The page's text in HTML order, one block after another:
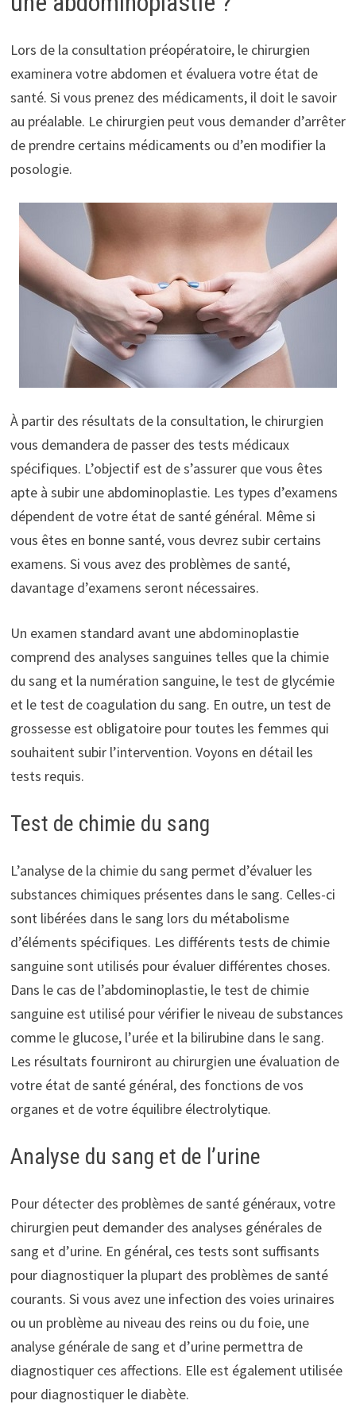
Lors de la consultation préopératoire, le chirurgien
examinera votre abdomen et évaluera votre état de
santé. Si vous prenez des médicaments, il doit le savoir
au préalable. Le chirurgien peut vous demander d’arrêter
de prendre certains médicaments ou d’en modifier la
posologie.
À partir des résultats de la consultation, le chirurgien
vous demandera de passer des tests médicaux
spécifiques. L’objectif est de s’assurer que vous êtes
apte à subir une abdominoplastie. Les types d’examens
dépendent de votre état de santé général. Même si
vous êtes en bonne santé, vous devrez subir certains
examens. Si vous avez des problèmes de santé,
davantage d’examens seront nécessaires.
Un examen standard avant une abdominoplastie
comprend des analyses sanguines telles que la chimie
du sang et la numération sanguine, le test de glycémie
et le test de coagulation du sang. En outre, un test de
grossesse est obligatoire pour toutes les femmes qui
souhaitent subir l’intervention. Voyons en détail les
tests requis.
Test de chimie du sang
L’analyse de la chimie du sang permet d’évaluer les
substances chimiques présentes dans le sang. Celles-ci
sont libérées dans le sang lors du métabolisme
d’éléments spécifiques. Les différents tests de chimie
sanguine sont utilisés pour évaluer différentes choses.
Dans le cas de l’abdominoplastie, le test de chimie
sanguine est utilisé pour vérifier le niveau de substances
comme le glucose, l’urée et la bilirubine dans le sang.
Les résultats fourniront au chirurgien une évaluation de
votre état de santé général, des fonctions de vos
organes et de votre équilibre électrolytique.
Analyse du sang et de l’urine
Pour détecter des problèmes de santé généraux, votre
chirurgien peut demander des analyses générales de
sang et d’urine. En général, ces tests sont suffisants
pour diagnostiquer la plupart des problèmes de santé
courants. Si vous avez une infection des voies urinaires
ou un problème au niveau des reins ou du foie, une
analyse générale de sang et d’urine permettra de
diagnostiquer ces affections. Elle est également utilisée
pour diagnostiquer le diabète.